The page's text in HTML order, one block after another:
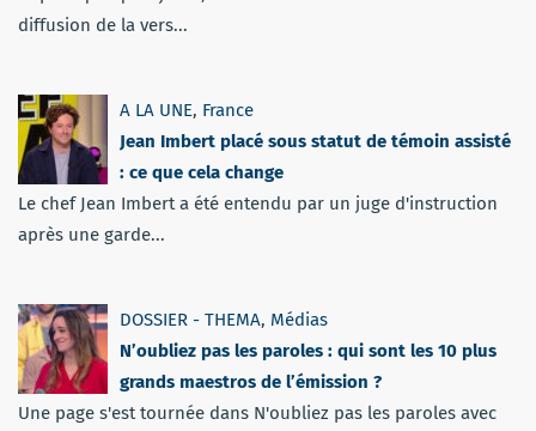
diffusion de la vers...
A LA UNE, France
Jean Imbert placé sous statut de témoin assisté
: ce que cela change
Le chef Jean Imbert a été entendu par un juge d'instruction
après une garde...
DOSSIER - THEMA, Médias
N’oubliez pas les paroles : qui sont les 10 plus
grands maestros de l’émission ?
Une page s'est tournée dans N'oubliez pas les paroles avec